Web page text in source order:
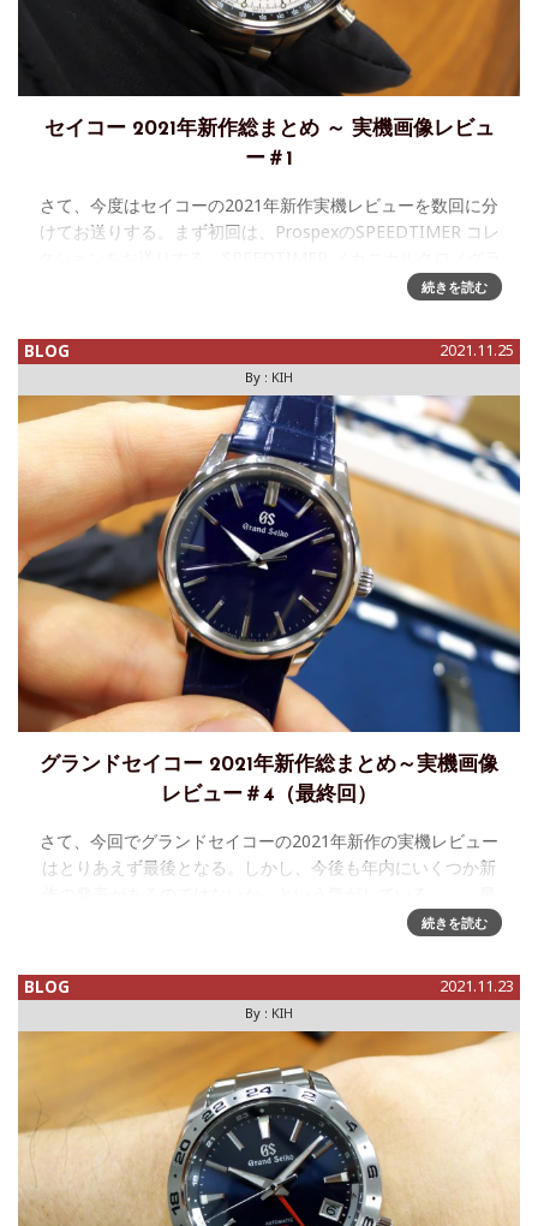
セイコー 2021年新作総まとめ ～ 実機画像レビュ
ー＃1
さて、今度はセイコーの2021年新作実機レビューを数回に分
けてお送りする。まず初回は、ProspexのSPEEDTIMER コレ
続きを読む
BLOG 2021.11.25
By : KIH
グランドセイコー 2021年新作総まとめ～実機画像
レビュー＃4（最終回）
さて、今回でグランドセイコーの2021年新作の実機レビュー
はとりあえず最後となる。しかし、今後も年内にいくつか新
後にお届けするのは、これも先月発表した少数限定モデル
続きを読む
BLOG 2021.11.23
By : KIH